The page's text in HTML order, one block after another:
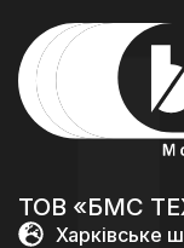
ТОВ «БМС
Харківське